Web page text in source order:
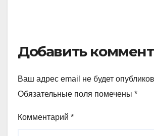
Добавить
Ваш адрес email не будет
Обязательные поля помечены *
Комментарий *